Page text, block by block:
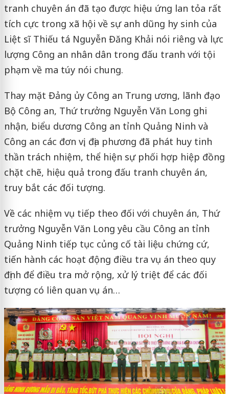
tranh chuyên án đã tạo được hiệu ứng lan tỏa rất
tích cực trong xã hội về sự anh dũng hy sinh của
Liệt sĩ Thiếu tá Nguyễn Đăng Khải nói riêng và lực
lượng Công an nhân dân trong đấu tranh với tội
phạm về ma túy nói chung.
Thay mặt Đảng ủy Công an Trung ương, lãnh đạo
Bộ Công an, Thứ trưởng Nguyễn Văn Long ghi
nhận, biểu dương Công an tỉnh Quảng Ninh và
Công an các đơn vị, địa phương đã phát huy tinh
thần trách nhiệm, thể hiện sự phối hợp hiệp đồng
chặt chẽ, hiệu quả trong đấu tranh chuyên án,
truy bắt các đối tượng.
Về các nhiệm vụ tiếp theo đối với chuyên án, Thứ
trưởng Nguyễn Văn Long yêu cầu Công an tỉnh
Quảng Ninh tiếp tục củng cố tài liệu chứng cứ,
tiến hành các hoạt động điều tra vụ án theo quy
định để điều tra mở rộng, xử lý triệt để các đối
tượng có liên quan vụ án…